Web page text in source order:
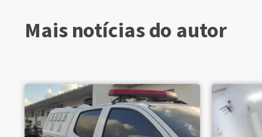
Mais notícias do autor